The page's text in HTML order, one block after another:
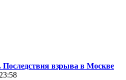
Последствия взрыва в Москве